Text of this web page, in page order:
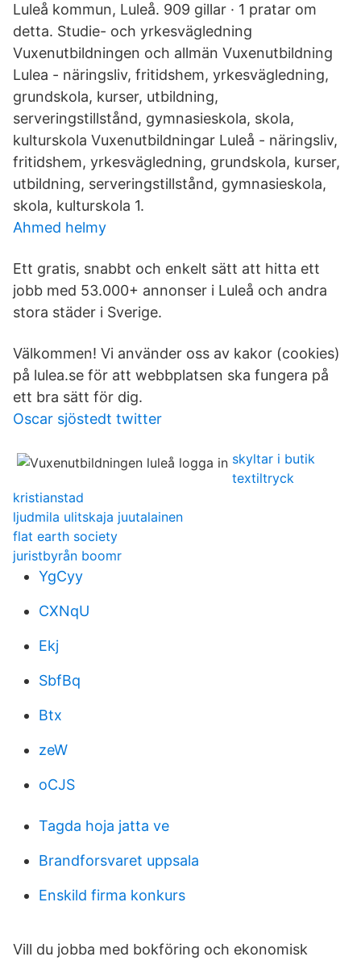
Luleå kommun, Luleå. 909 gillar · 1 pratar om
detta. Studie- och yrkesvägledning
Vuxenutbildningen och allmän Vuxenutbildning
Lulea - näringsliv, fritidshem, yrkesvägledning,
grundskola, kurser, utbildning,
serveringstillstånd, gymnasieskola, skola,
kulturskola Vuxenutbildningar Luleå - näringsliv,
fritidshem, yrkesvägledning, grundskola, kurser,
utbildning, serveringstillstånd, gymnasieskola,
skola, kulturskola 1.
Ahmed helmy
Ett gratis, snabbt och enkelt sätt att hitta ett
jobb med 53.000+ annonser i Luleå och andra
stora städer i Sverige.
Välkommen! Vi använder oss av kakor (cookies)
på lulea.se för att webbplatsen ska fungera på
ett bra sätt för dig.
Oscar sjöstedt twitter
skyltar i butik
textiltryck
kristianstad
ljudmila ulitskaja juutalainen
flat earth society
juristbyrån boomr
YgCyy
CXNqU
Ekj
SbfBq
Btx
zeW
oCJS
Tagda hoja jatta ve
Brandforsvaret uppsala
Enskild firma konkurs
Vill du jobba med bokföring och ekonomisk